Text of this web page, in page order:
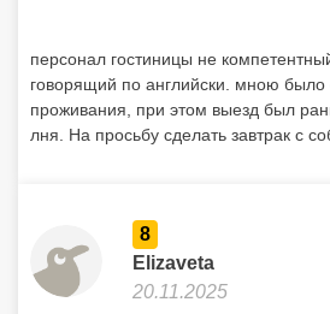
персонал гостиницы не
говорящий по английски. мною было
проживания, при этом выезд был
лня. На просьбу сделать завтрак с
8
Elizaveta
20.11.2025